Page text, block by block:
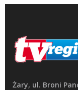
Żary, ul. Broni